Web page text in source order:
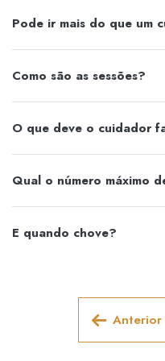
Pode ir mais do que um
Como são as sessões?
O que deve o cuidador
Qual o número máximo
E quando chove?
Anterior